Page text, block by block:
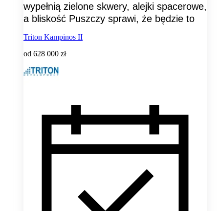
wypełnią zielone skwery, alejki spacerowe,
a bliskość Puszczy sprawi, że będzie to
Triton Kampinos II
od 628 000 zł